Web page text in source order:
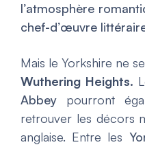
l’atmosphère
chef-d’œuvre
Mais le Yorkshire ne
Wuthering Heights.
Abbey pourront
retrouver les décors
anglaise. Entre les